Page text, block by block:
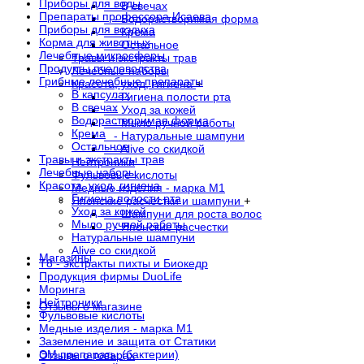
- В свечах
- Водорастворимая форма
- Крема
- Остальное
Травы и экстракты трав
Лечебные наборы
Красота, уход, гигиена+
- Гигиена полости рта
- Уход за кожей
- Мыло ручной работы
- Натуральные шампуни
- Alive со скидкой
Нейтроники
Фульвовые кислоты
Медные изделия - марка М1
Японские расчестки и шампуни +
- Шампуни для роста волос
- Японские расчестки
Магазины
Отзывы о магазине
Отзывы о товарах
Приборы для воды
Препараты профессора Исаева
Приборы для воздуха
Корма для животных
Лечебные микросферы
Продукты пчеловодства
Грибные лечебные препараты
В капсулах
В свечах
Водорастворимая форма
Крема
Остальное
Травы и экстракты трав
Лечебные наборы
Красота, уход, гигиена
Гигиена полости рта
Уход за кожей
Мыло ручной работы
Натуральные шампуни
Alive со скидкой
Т8 - экстракты пихты и Биокедр
Продукция фирмы DuoLife
Моринга
Нейтроники
Фульвовые кислоты
Медные изделия - марка М1
Заземление и защита от Статики
ЭМ препараты (бактерии)